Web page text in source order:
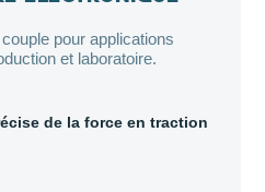
pour applications
et laboratoire.
de la force en traction